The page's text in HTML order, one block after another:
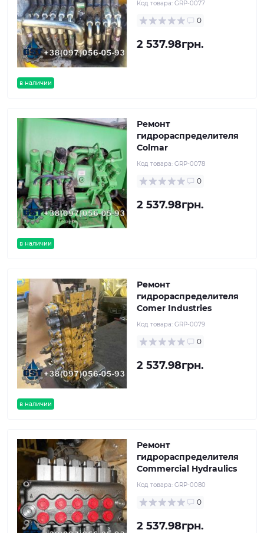
в наличии
Код товара: GRP-0077
0
2 537.98грн.
в наличии
Ремонт
гидрораспределителя
Colmar
Код товара: GRP-0078
0
2 537.98грн.
в наличии
Ремонт
гидрораспределителя
Comer Industries
Код товара: GRP-0079
0
2 537.98грн.
Ремонт
гидрораспределителя
Commercial Hydraulics
Код товара: GRP-0080
0
2 537.98грн.